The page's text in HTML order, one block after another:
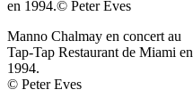
Manno Chalmay en concert au
Tap-Tap Restaurant de Miami en
1994.
© Peter Eves